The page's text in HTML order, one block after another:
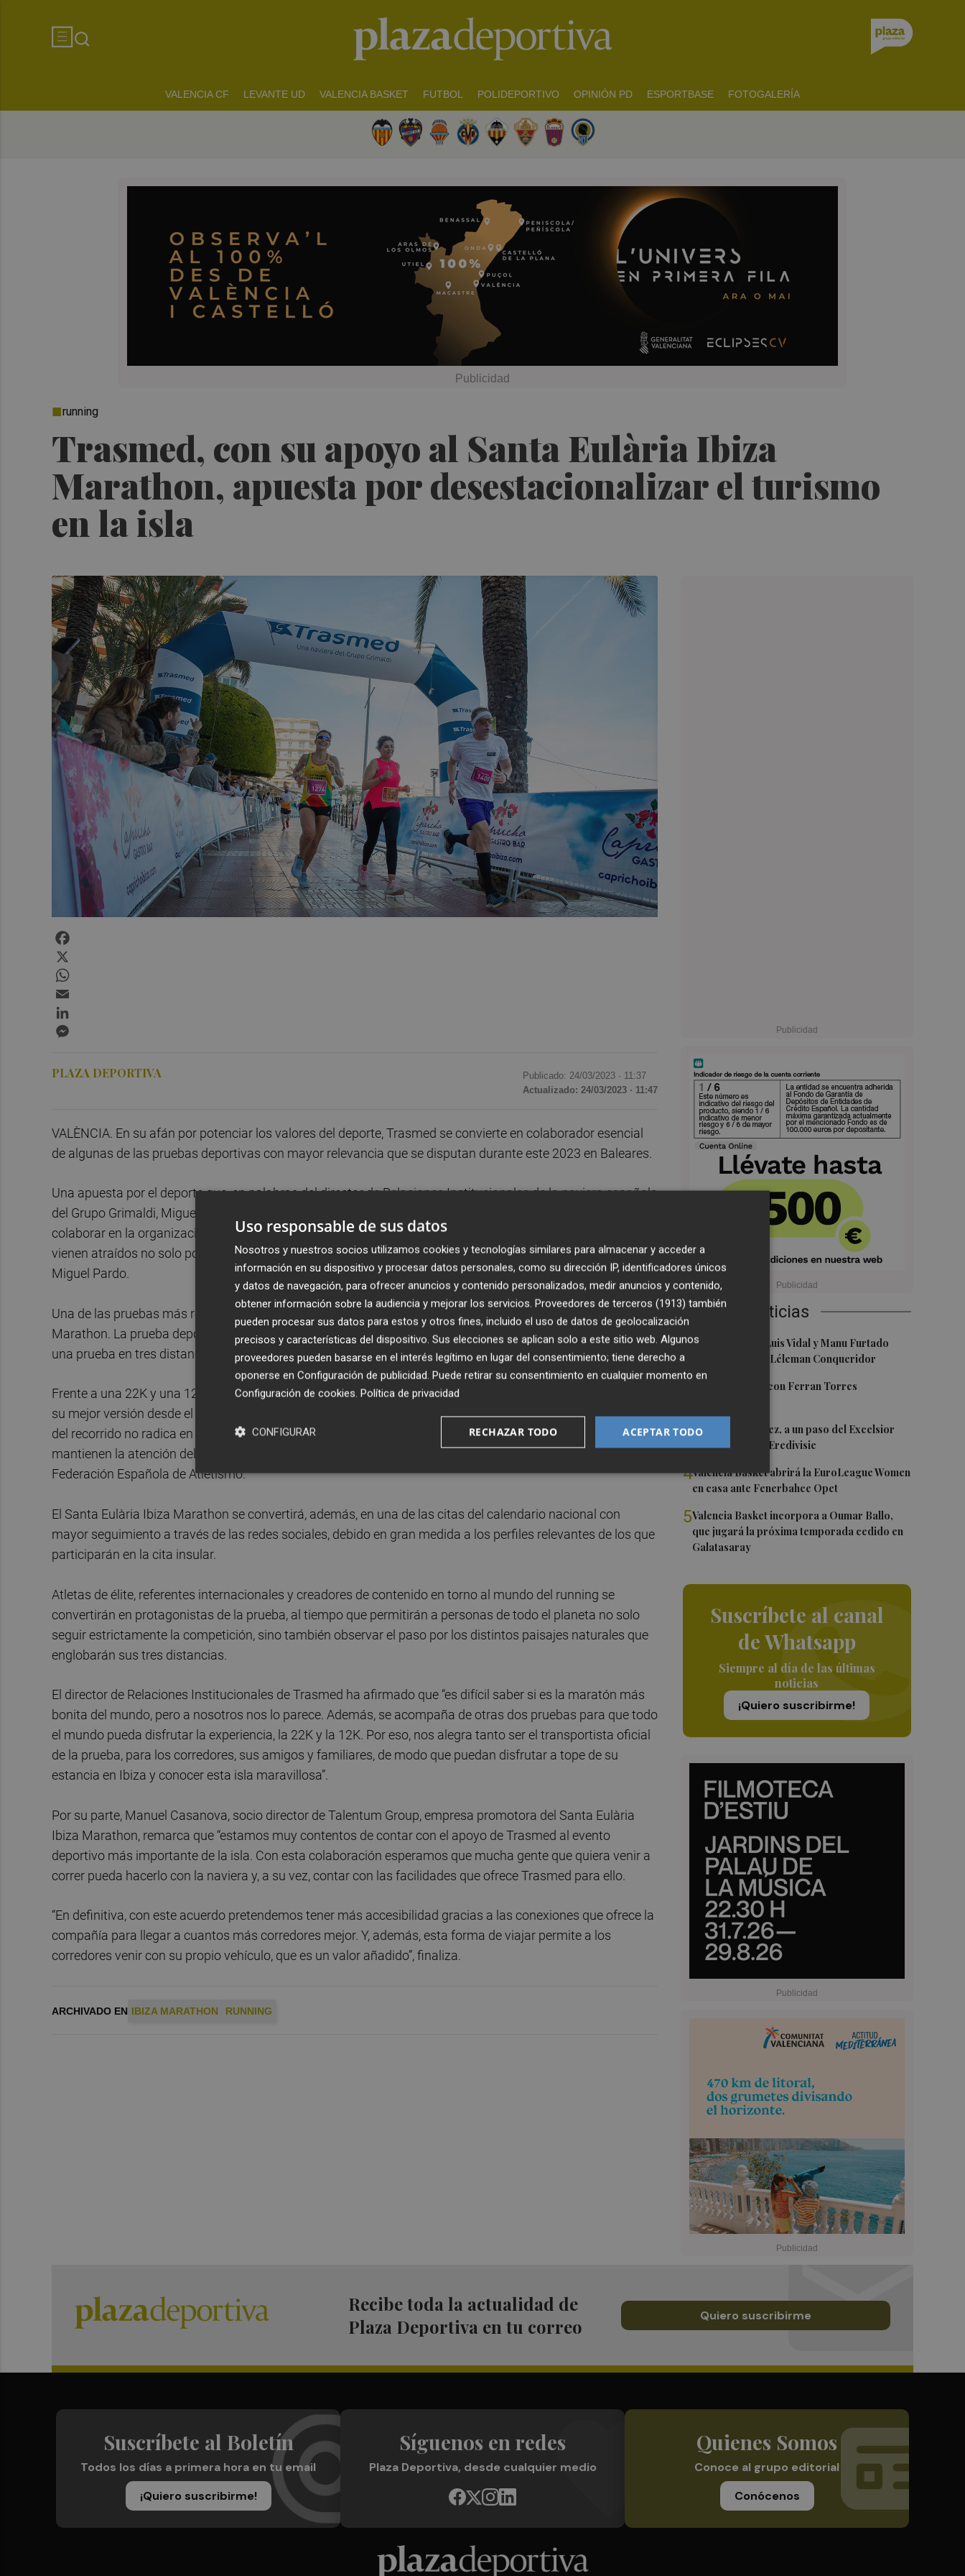
VALENCIA CF LEVANTE UD VALENCIA BASKET FUTBOL POLIDEPORTIVO OPINIÓN PD ESPORTBASE FOTOGALERÍA
Trasmed, con su apoyo al Santa Eulària Ibiza
Marathon, apuesta por desestacionalizar el turismo
en la isla
running
Últimas Noticias
1Nacho Huerta, Luis Vidal y Manu Furtado
renuevan con el Léleman Conqueridor
Foios se vuelca con Ferran Torres
3Mario Domínguez, a un paso del Excelsior
Róterdam de la Eredivisie
4Valencia Basket abrirá la EuroLeague Women
en casa ante Fenerbahce Opet
5Valencia Basket incorpora a Oumar Ballo,
que jugará la próxima temporada cedido en
Galatasaray
Suscríbete al canal
de Whatsapp
Siempre al día de las últimas
noticias
¡Quiero suscribirme!
PLAZA DEPORTIVA Publicado: 24/03/2023 · 11:37
Actualizado: 24/03/2023 · 11:47
VALÈNCIA. En su afán por potenciar los valores del deporte, Trasmed se convierte en colaborador esencial
de algunas de las pruebas deportivas con mayor relevancia que se disputan durante este 2023 en Baleares.
Una apuesta por el deporte que, en palabras del director de Relaciones Institucionales de la naviera española
del Grupo Grimaldi, Miguel Pardo, es un elemento desestacionalizador clave para las islas. “Nos encanta
colaborar en la organización de pruebas que permiten desestacionalizar el turismo, con visitantes que
vienen atraídos no solo por el deporte, sino por el marco en el que se celebran las pruebas”, ha asegurado
Miguel Pardo.
Una de las pruebas más relevantes del calendario runner nacional e internacional es el Santa Eulària Ibiza
Marathon. La prueba deportiva disputa su sexta edición en la pitiusa mayor el próximo 1 de abril. Se trata de
una prueba en tres distancias perfecta para arrancar la temporada de running: maratón, 22K y 12K.
Frente a una 22K y una 12K rápidas, el maratón cuenta con un circuito exigente que requiere al corredor dar
su mejor versión desde el inicio, en el Puerto de Ibiza, hasta la meta, en Santa Eulària des Riu. La exigencia
del recorrido no radica en el desnivel acumulado, sino en las continuas ondulaciones del terreno que
mantienen la atención del atleta durante los 42.195 metros de un circuito homologado por la Real
Federación Española de Atletismo.
El Santa Eulària Ibiza Marathon se convertirá, además, en una de las citas del calendario nacional con
mayor seguimiento a través de las redes sociales, debido en gran medida a los perfiles relevantes de los que
participarán en la cita insular.
Atletas de élite, referentes internacionales y creadores de contenido en torno al mundo del running se
convertirán en protagonistas de la prueba, al tiempo que permitirán a personas de todo el planeta no solo
seguir estrictamente la competición, sino también observar el paso por los distintos paisajes naturales que
englobarán sus tres distancias.
El director de Relaciones Institucionales de Trasmed ha afirmado que “es difícil saber si es la maratón más
bonita del mundo, pero a nosotros nos lo parece. Además, se acompaña de otras dos pruebas para que todo
el mundo pueda disfrutar la experiencia, la 22K y la 12K. Por eso, nos alegra tanto ser el transportista oficial
de la prueba, para los corredores, sus amigos y familiares, de modo que puedan disfrutar a tope de su
estancia en Ibiza y conocer esta isla maravillosa”.
Por su parte, Manuel Casanova, socio director de Talentum Group, empresa promotora del Santa Eulària
Ibiza Marathon, remarca que “estamos muy contentos de contar con el apoyo de Trasmed al evento
deportivo más importante de la isla. Con esta colaboración esperamos que mucha gente que quiera venir a
correr pueda hacerlo con la naviera y, a su vez, contar con las facilidades que ofrece Trasmed para ello.
“En definitiva, con este acuerdo pretendemos tener más accesibilidad gracias a las conexiones que ofrece la
compañía para llegar a cuantos más corredores mejor. Y, además, esta forma de viajar permite a los
corredores venir con su propio vehículo, que es un valor añadido”, finaliza.
ARCHIVADO EN IBIZA MARATHON RUNNING
Recibe toda la actualidad de
Plaza Deportiva en tu correo
Quiero suscribirme
Suscríbete al Boletín
Todos los días a primera hora en tu email
¡Quiero suscribirme!
Síguenos en redes
Plaza Deportiva, desde cualquier medio
Quienes Somos
Conoce al grupo editorial
Conócenos
Uso responsable de sus datos
Nosotros y nuestros socios utilizamos cookies y tecnologías similares para almacenar y acceder a
información en su dispositivo y procesar datos personales, como su dirección IP, identificadores únicos
y datos de navegación, para ofrecer anuncios y contenido personalizados, medir anuncios y contenido,
obtener información sobre la audiencia y mejorar los servicios. Proveedores de terceros (1913) también
pueden procesar sus datos para estos y otros fines, incluido el uso de datos de geolocalización
precisos y características del dispositivo. Sus elecciones se aplican solo a este sitio web. Algunos
proveedores pueden basarse en el interés legítimo en lugar del consentimiento; tiene derecho a
oponerse en Configuración de publicidad. Puede retirar su consentimiento en cualquier momento en
Configuración de cookies. Política de privacidad
ACEPTAR TODO
RECHAZAR TODO
CONFIGURAR